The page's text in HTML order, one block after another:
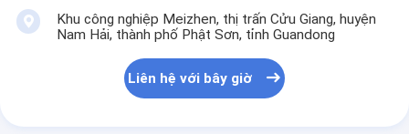
Khu công nghiệp Meizhen, thị trấn Cửu Giang, huyện
Nam Hải, thành phố Phật Sơn, tỉnh Guandong
Liên hệ với bây giờ